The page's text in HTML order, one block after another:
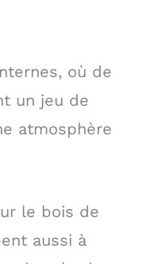
où de
un jeu de
atmosphère
le bois de
aussi à